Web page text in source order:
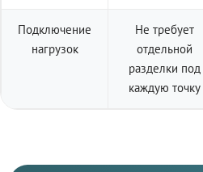
Подключение
нагрузок
Не требует
отдельной
разделки под
каждую точку